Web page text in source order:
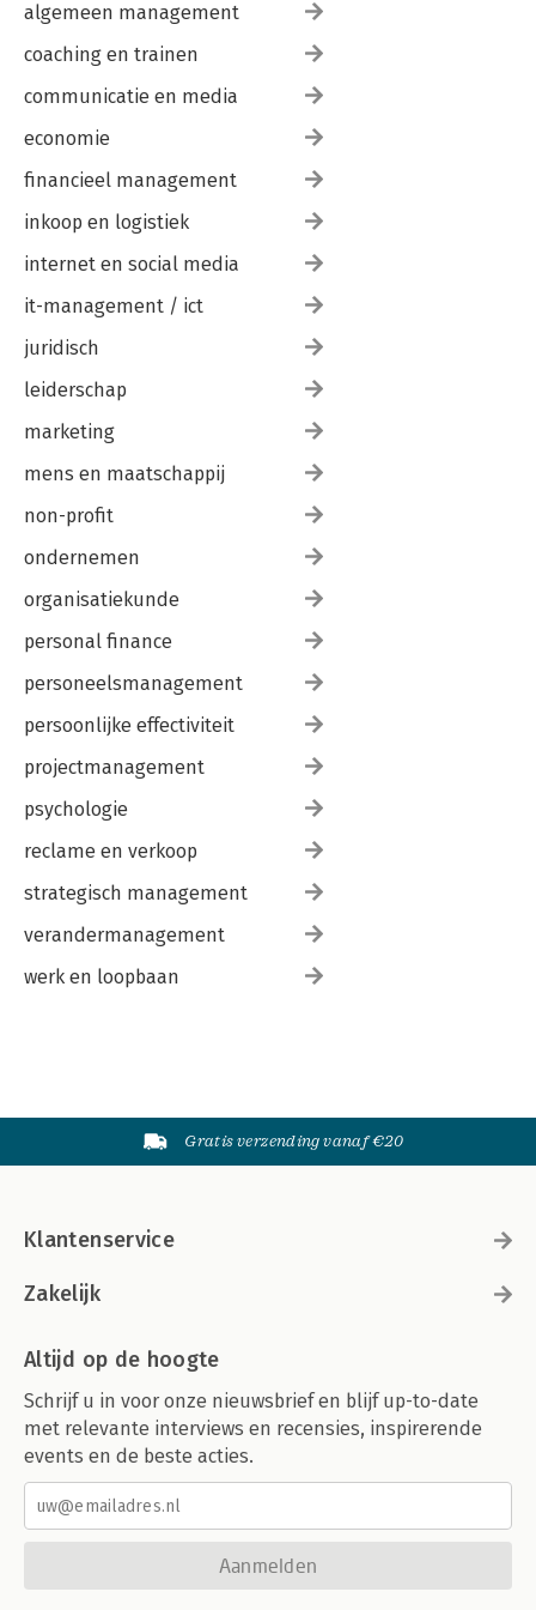
algemeen management
coaching en trainen
communicatie en media
economie
financieel management
inkoop en logistiek
internet en social media
it-management / ict
juridisch
leiderschap
marketing
mens en maatschappij
non-profit
ondernemen
organisatiekunde
personal finance
personeelsmanagement
persoonlijke effectiviteit
projectmanagement
psychologie
reclame en verkoop
strategisch management
verandermanagement
werk en loopbaan
Gratis verzending vanaf €20
Klantenservice
Zakelijk
Altijd op de hoogte
Schrijf u in voor onze nieuwsbrief en blijf up-to-date
met relevante interviews en recensies, inspirerende
events en de beste acties.
Aanmelden